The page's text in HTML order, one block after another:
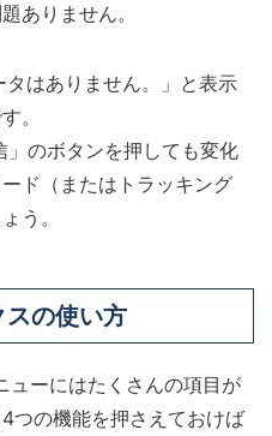
ありません。
タはありません。」と表示
。
」のボタンを押しても変化
ド（またはトラッキング
う。
の使い方
ューにはたくさんの項目が
つの機能を押さえておけば